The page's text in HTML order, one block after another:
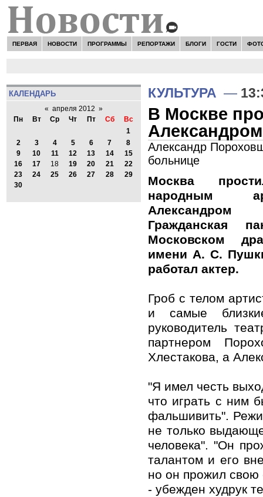
ПЕРВАЯ НОВОСТИ ПРОГРАММЫ РЕПОРТАЖИ БЛОГИ ГОСТИ
КАЛЕНДАРЬ
« апреля 2012 »
Пн
Вт Ср Чт Пт Сб
Вс
1
2
3 4 5 6 7
8
9
10 11 12 13 14
15
16
17 18 19 20 21
22
23
24 25 26 27 28
29
30
КУЛЬТУРА —
В Москве
Александр
больнице
Москва
народным
Александром
Гражданская
Московском
имени А. С.
работал актер.
Гроб с телом
и самые
руководитель
партнером
Хлестакова, а
"Я имел честь
что играть с ним
фальшивить".
не только
человека". "Он
талантом и его
но он прожил
- убежден худрук